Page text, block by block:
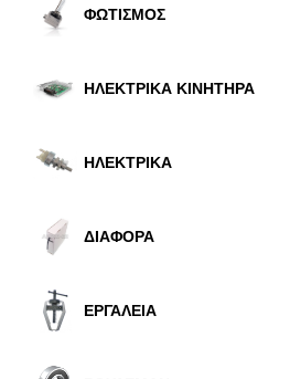
ΦΩΤΙΣΜΟΣ
ΗΛΕΚΤΡΙΚΑ ΚΙΝΗΤΗΡΑ
ΗΛΕΚΤΡΙΚΑ
ΔΙΑΦΟΡΑ
ΕΡΓΑΛΕΙΑ